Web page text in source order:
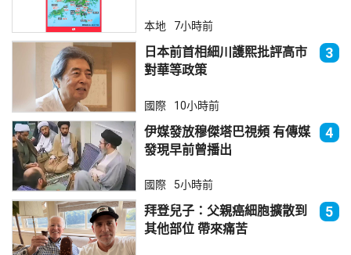
本地 7小時前
日本前首相細川護熙批評高市
對華等政策
3
國際 10小時前
伊媒發放穆傑塔巴視頻 有傳媒
發現早前曾播出
4
國際 5小時前
拜登兒子：父親癌細胞擴散到
其他部位 帶來痛苦
5